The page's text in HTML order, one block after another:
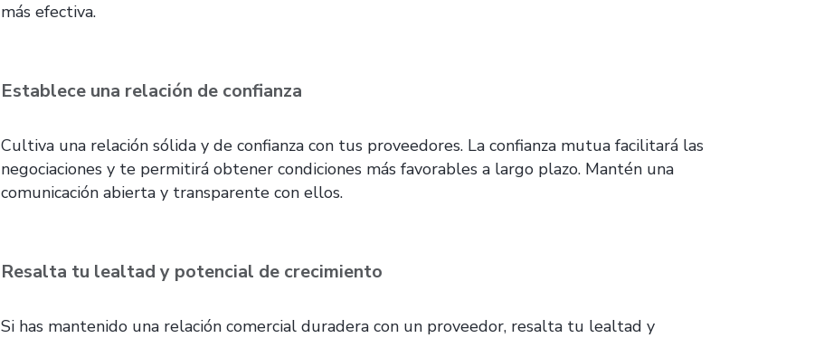
más efectiva.
Establece una relación de confianza
Cultiva una relación sólida y de confianza con tus proveedores. La confianza mutua facilitará las
negociaciones y te permitirá obtener condiciones más favorables a largo plazo. Mantén una
comunicación abierta y transparente con ellos.
Resalta tu lealtad y potencial de crecimiento
Si has mantenido una relación comercial duradera con un proveedor, resalta tu lealtad y